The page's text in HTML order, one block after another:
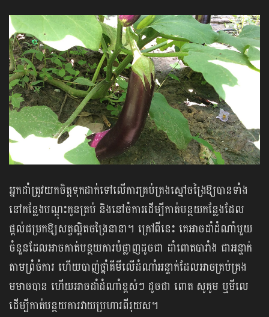
អ្នកដាំត្រូវយកចិត្តទុកដាក់ទៅលើការគ្រប់គ្រងស្មៅចង្រៃឱ្យបានទាំង
នៅកន្លែងបណ្ដុះកូនត្រប់ និងនៅចំការដើម្បីកាត់បន្ថយកន្លែងដែល
ផ្ដល់ជម្រកឱ្យសត្វល្អិតចង្រៃនានា។ ក្រៅពីនេះ គេអាចដាំដំណាំមួយ
ចំនួនដែលអាចកាត់បន្ថយការបំផ្លាញដូចជា ដាំពោតបារាំង ជាអន្ទាក់
តាមព្រំចំការ ហើយបាញ់ថ្នាំគីមីលើដំណាំអន្ទាក់ដែលអាចគ្រប់គ្រង
មមាចបាន ហើយអាចដាំដំណាំខ្ពស់ៗ ដូចជា ពោត សូគូម ឬមីលេ
ដើម្បីកាត់បន្ថយការវាយប្រហារពីរុយស។